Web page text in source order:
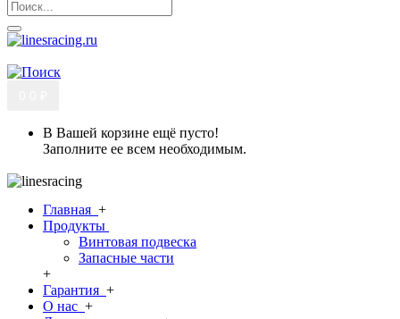
В Вашей корзине ещё пусто!
Заполните ее всем необходимым.
Главная +
Продукты
Винтовая подвеска
Запасные части
+
Гарантия +
О нас +